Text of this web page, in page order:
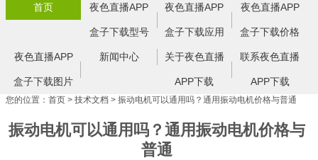
首页 夜色直播APP
盒子下载型号
夜色直播APP
盒子下载应用
夜色直播APP
盒子下载价格
夜色直播APP
盒子下载图片
新闻中心 关于夜色直播
APP下载
联系夜色直播
APP下载
您的位置： 首页 > 技术文档 > 振动电机可以通用吗？通用振动电机价格与普通
振动电机可以通用吗？通用振动电机价格与
普通